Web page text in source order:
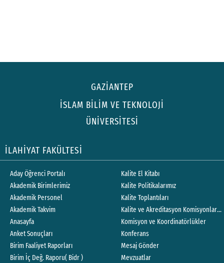
GAZİANTEP
İSLAM BİLİM VE TEKNOLOJİ
ÜNİVERSİTESİ
İLAHİYAT FAKÜLTESİ
Aday Öğrenci Portalı
Akademik Birimlerimiz
Akademik Personel
Akademik Takvim
Anasayfa
Anket Sonuçları
Birim Faaliyet Raporları
Birim İç Değ. Raporu( Bidr )
Kalite El Kitabı
Kalite Politikalarımız
Kalite Toplantıları
Kalite ve Akreditasyon Komisyonları
Komisyon ve Koordinatörlükler
Konferans
Mesaj Gönder
Mevzuatlar